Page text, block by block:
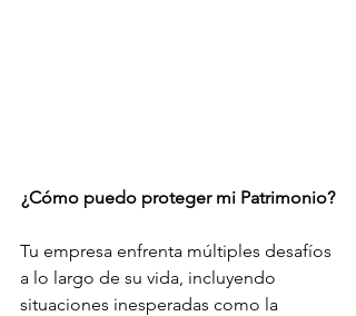
¿Cómo puedo proteger mi Patrimonio?
Tu empresa enfrenta múltiples desafíos
a lo largo de su vida, incluyendo
situaciones inesperadas como la